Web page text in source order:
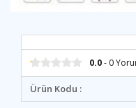
0.0- 0
Ürün Kodu :